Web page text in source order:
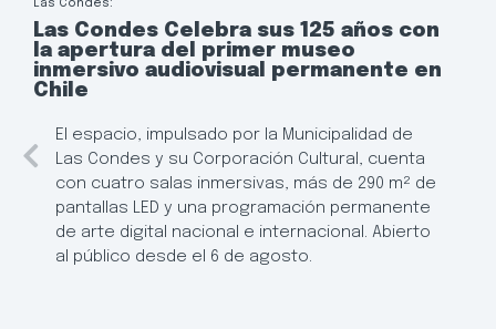
Las Condes:
Las Condes Celebra sus 125 años con
la apertura del primer museo
inmersivo audiovisual permanente en
Chile
El espacio, impulsado por la Municipalidad de
Las Condes y su Corporación Cultural, cuenta
con cuatro salas inmersivas, más de 290 m² de
pantallas LED y una programación permanente
de arte digital nacional e internacional. Abierto
al público desde el 6 de agosto.